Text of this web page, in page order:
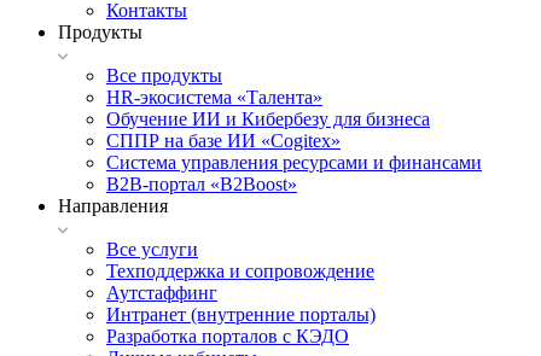
Контакты
Продукты
Все продукты
HR-экосистема «Талента»
Обучение ИИ и Кибербезу для бизнеса
СППР на базе ИИ «Cogitex»
Система управления ресурсами и финансами
B2B-портал «B2Boost»
Направления
Все услуги
Техподдержка и сопровождение
Аутстаффинг
Интранет (внутренние порталы)
Разработка порталов с КЭДО